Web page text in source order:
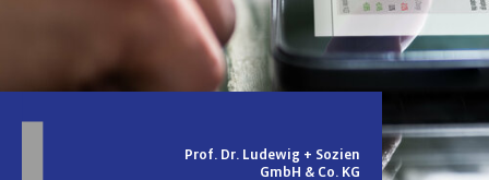
Prof. Dr. Ludewig + Sozien
GmbH & Co. KG